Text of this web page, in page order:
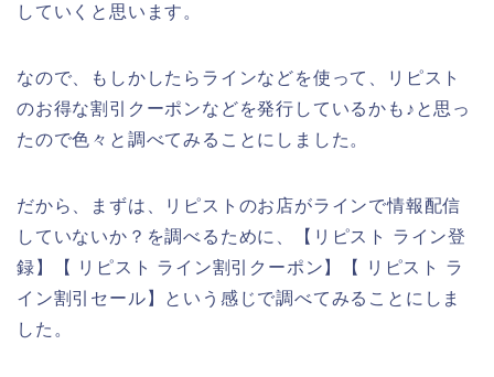
していくと思います。
なので、もしかしたらラインなどを使って、リピスト
のお得な割引クーポンなどを発行しているかも♪と思っ
たので色々と調べてみることにしました。
だから、まずは、リピストのお店がラインで情報配信
していないか？を調べるために、【リピスト ライン登
録】【 リピスト ライン割引クーポン】【 リピスト ラ
イン割引セール】という感じで調べてみることにしま
した。